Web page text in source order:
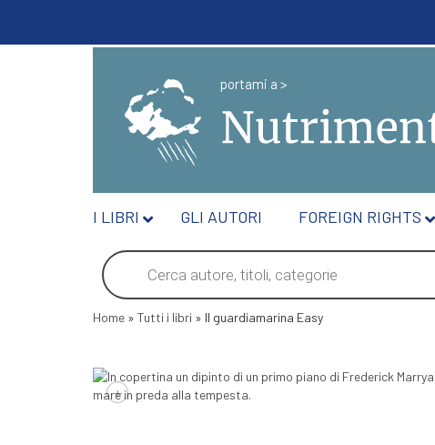
portami a >
I LIBRI GLI AUTORI FOREIGN RIGHTS
Products
search
Home » Tutti i libri » Il guardiamarina Easy
+